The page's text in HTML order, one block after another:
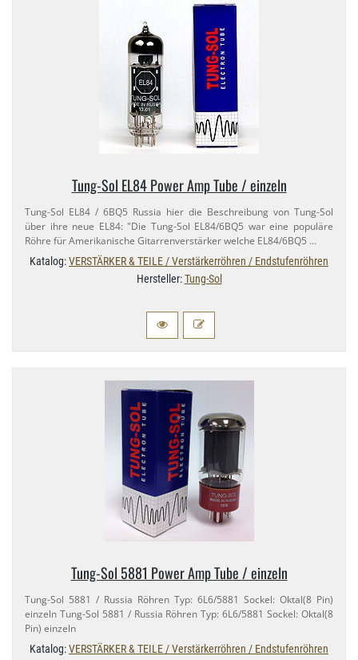
Tung-​Sol EL84 Power Amp Tube / einzeln
Tung-​Sol EL84 / 6BQ5 Russia hier die Beschreibung von Tung-​Sol
über ihre neue EL84: "Die Tung-​Sol EL84/​6BQ5 war eine populäre
Röhre für Amerikanische Gitarrenverstärker welche EL84/​6BQ5 …
Katalog:VERSTÄRKER & TEILE / Verstärkerröhren / Endstufenröhren
Hersteller:Tung-Sol
Tung-​Sol 5881 Power Amp Tube / einzeln
Tung-​Sol 5881 / Russia Röhren Typ: 6L6/​5881 Sockel: Oktal(8 Pin)
einzeln Tung-​Sol 5881 / Russia Röhren Typ: 6L6/​5881 Sockel: Oktal(8
Pin) einzeln
Katalog:VERSTÄRKER & TEILE / Verstärkerröhren / Endstufenröhren